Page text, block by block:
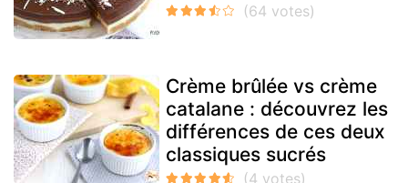
Crème brûlée vs crème
catalane : découvrez les
différences de ces deux
classiques sucrés